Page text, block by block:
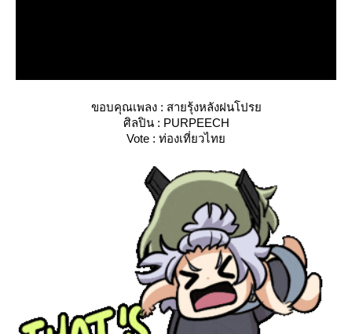
ขอบคุณเพลง : สายรุ้งหลังฝนโปร
ศิลปิน : PURPEECH
Vote : ท่องเที่ยวไท